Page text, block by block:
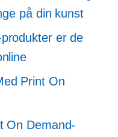
på din kunst
er de
Print On
On Demand-